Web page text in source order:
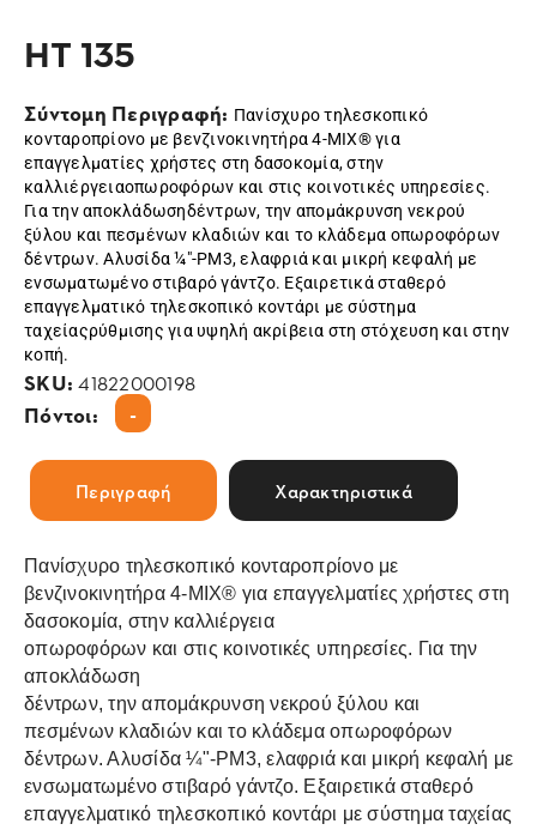
HT 135
Σύντομη Περιγραφή: Πανίσχυρο τηλεσκοπικό
κονταροπρίονο με βενζινοκινητήρα 4-MIX® για
επαγγελματίες χρήστες στη δασοκομία, στην
καλλιέργειαοπωροφόρων και στις κοινοτικές υπηρεσίες.
Για την αποκλάδωσηδέντρων, την απομάκρυνση νεκρού
ξύλου και πεσμένων κλαδιών και το κλάδεμα οπωροφόρων
δέντρων. Αλυσίδα ¼"-PM3, ελαφριά και μικρή κεφαλή με
ενσωματωμένο στιβαρό γάντζο. Εξαιρετικά σταθερό
επαγγελματικό τηλεσκοπικό κοντάρι με σύστημα
ταχείαςρύθμισης για υψηλή ακρίβεια στη στόχευση και στην
κοπή.
SKU:41822000198
Πόντοι: -
Περιγραφή Χαρακτηριστικά
Πανίσχυρο τηλεσκοπικό κονταροπρίονο με
βενζινοκινητήρα 4-MIX® για επαγγελματίες χρήστες στη
δασοκομία, στην καλλιέργεια
οπωροφόρων και στις κοινοτικές υπηρεσίες. Για την
αποκλάδωση
δέντρων, την απομάκρυνση νεκρού ξύλου και
πεσμένων κλαδιών και το κλάδεμα οπωροφόρων
δέντρων. Αλυσίδα ¼"-PM3, ελαφριά και μικρή κεφαλή με
ενσωματωμένο στιβαρό γάντζο. Εξαιρετικά σταθερό
επαγγελματικό τηλεσκοπικό κοντάρι με σύστημα ταχείας